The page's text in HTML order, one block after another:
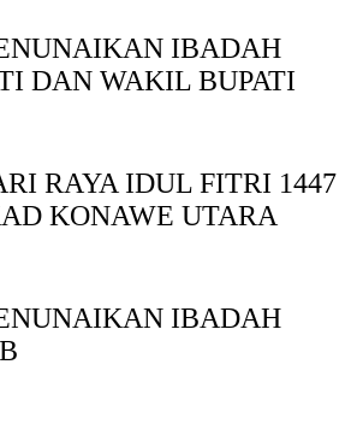
IBADAH
DAN WAKIL BUPATI
RAYA IDUL FITRI 1447
KONAWE UTARA
IBADAH